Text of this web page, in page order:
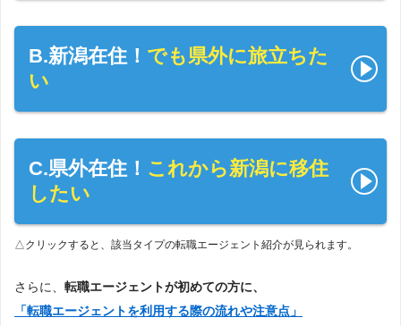
B.新潟在住！ でも県外に旅立ちた
い
C.県外在住！ これから新潟に移住
したい
△クリックすると、該当タイプの転職エージェント紹介が見られます。
さらに、 転職エージェントが初めての方に、
「転職エージェントを利用する際の流れや注意点」